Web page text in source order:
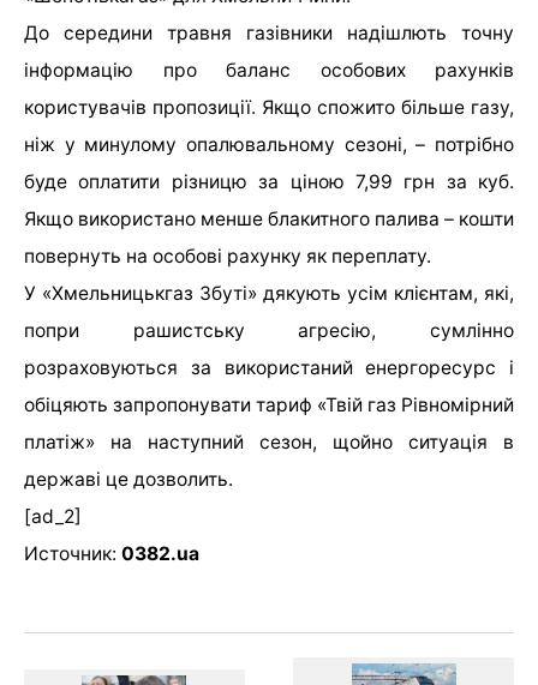
До середини травня газівники надішлють точну
інформацію про баланс особових рахунків
користувачів пропозиції. Якщо спожито більше газу,
ніж у минулому опалювальному сезоні, – потрібно
буде оплатити різницю за ціною 7,99 грн за куб.
Якщо використано менше блакитного палива – кошти
повернуть на особові рахунку як переплату.
У «Хмельницькгаз Збуті» дякують усім клієнтам, які,
попри рашистську агресію, сумлінно
розраховуються за використаний енергоресурс і
обіцяють запропонувати тариф «Твій газ Рівномірний
платіж» на наступний сезон, щойно ситуація в
державі це дозволить.
[ad_2]
Источник: 0382.ua